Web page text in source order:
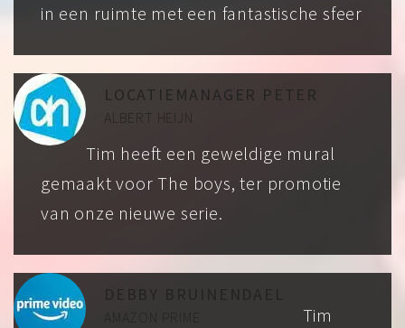
in een ruimte met een fantastische sfeer
LOCATIEMANAGER PETER
ALBERT HEIJN
Tim heeft een geweldige mural
gemaakt voor The boys, ter promotie
van onze nieuwe serie.
DEBBY BRUINENDAEL
Tim